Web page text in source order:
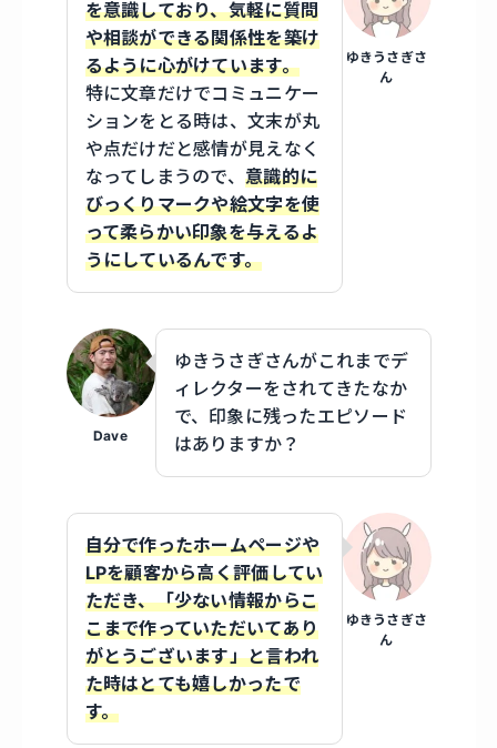
ゆきうさぎさ
ん
を意識しており、気軽に質問
や相談ができる関係性を築け
るように心がけています。
特に文章だけでコミュニケー
ションをとる時は、文末が丸
や点だけだと感情が見えなく
なってしまうので、意識的に
びっくりマークや絵文字を使
って柔らかい印象を与えるよ
うにしているんです。
Dave
ゆきうさぎさんがこれまでデ
ィレクターをされてきたなか
で、印象に残ったエピソード
はありますか？
ゆきうさぎさ
ん
自分で作ったホームページや
LPを顧客から高く評価してい
ただき、「少ない情報からこ
こまで作っていただいてあり
がとうございます」と言われ
た時はとても嬉しかったで
す。